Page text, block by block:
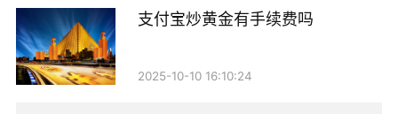
标，能够帮助投资者判断趋势的强度和方向。当MACD
线向上穿越信号线时，通常被视为买入信号；反之，则
被视为卖出信号。此外，MACD的柱状图可以帮助投资
支付宝炒黄金有手续费吗
2025-10-10 16:10:24